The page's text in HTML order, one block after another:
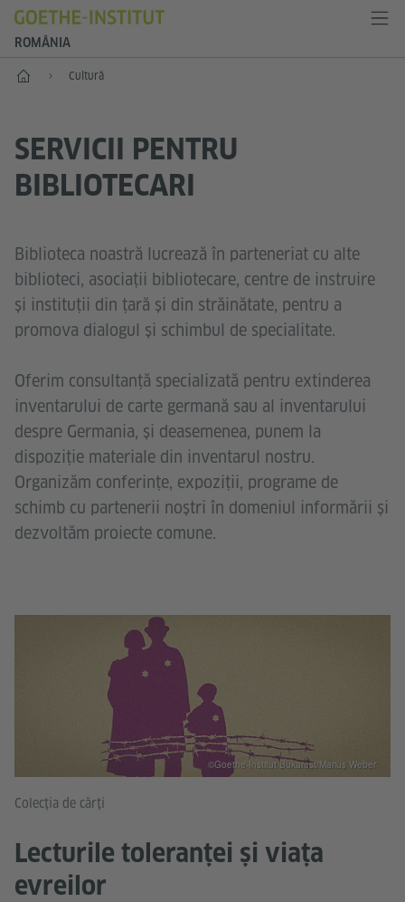
ROMÂNIA
Start Cultură
SERVICII PENTRU
BIBLIOTECARI
Biblioteca noastră lucrează în parteneriat cu alte
biblioteci, asociaţii bibliotecare, centre de instruire
şi instituţii din ţară şi din străinătate, pentru a
promova dialogul şi schimbul de specialitate.
Oferim consultanță specializată pentru extinderea
inventarului de carte germană sau al inventarului
despre Germania, și deasemenea, punem la
dispoziție materiale din inventarul nostru.
Organizăm conferințe, expoziții, programe de
schimb cu partenerii noștri în domeniul informării și
dezvoltăm proiecte comune.
Colecția de cărți
Lecturile toleranței și viața
evreilor
©Goethe-Institut Bukarest/Marius Weber